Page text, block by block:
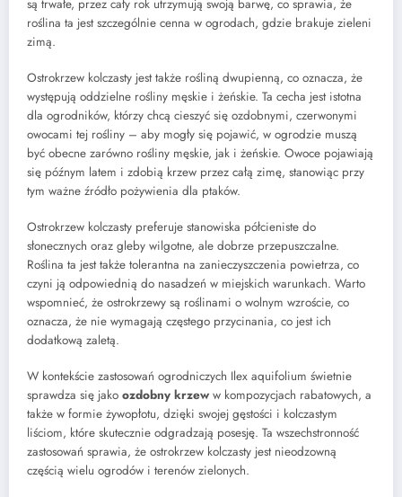
są trwałe, przez cały rok utrzymują swoją barwę, co sprawia, że
roślina ta jest szczególnie cenna w ogrodach, gdzie brakuje zieleni
zimą.
Ostrokrzew kolczasty jest także rośliną dwupienną, co oznacza, że
występują oddzielne rośliny męskie i żeńskie. Ta cecha jest istotna
dla ogrodników, którzy chcą cieszyć się ozdobnymi, czerwonymi
owocami tej rośliny – aby mogły się pojawić, w ogrodzie muszą
być obecne zarówno rośliny męskie, jak i żeńskie. Owoce pojawiają
się późnym latem i zdobią krzew przez całą zimę, stanowiąc przy
tym ważne źródło pożywienia dla ptaków.
Ostrokrzew kolczasty preferuje stanowiska półcieniste do
słonecznych oraz gleby wilgotne, ale dobrze przepuszczalne.
Roślina ta jest także tolerantna na zanieczyszczenia powietrza, co
czyni ją odpowiednią do nasadzeń w miejskich warunkach. Warto
wspomnieć, że ostrokrzewy są roślinami o wolnym wzroście, co
oznacza, że nie wymagają częstego przycinania, co jest ich
dodatkową zaletą.
W kontekście zastosowań ogrodniczych Ilex aquifolium świetnie
sprawdza się jako ozdobny krzew w kompozycjach rabatowych, a
także w formie żywopłotu, dzięki swojej gęstości i kolczastym
liściom, które skutecznie odgradzają posesję. Ta wszechstronność
zastosowań sprawia, że ostrokrzew kolczasty jest nieodzowną
częścią wielu ogrodów i terenów zielonych.